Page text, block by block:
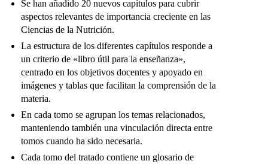
Se han añadido 20 nuevos capítulos para cubrir
aspectos relevantes de importancia creciente en las
Ciencias de la Nutrición.
La estructura de los diferentes capítulos responde a
un criterio de «libro útil para la enseñanza»,
centrado en los objetivos docentes y apoyado en
imágenes y tablas que facilitan la comprensión de la
materia.
En cada tomo se agrupan los temas relacionados,
manteniendo también una vinculación directa entre
tomos cuando ha sido necesaria.
Cada tomo del tratado contiene un glosario de